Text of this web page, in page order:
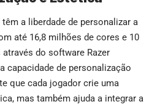
a liberdade de personalizar a
até 16,8 milhões de cores e 10
do software Razer
capacidade de personalização
que cada jogador crie uma
mas também ajuda a integrar a